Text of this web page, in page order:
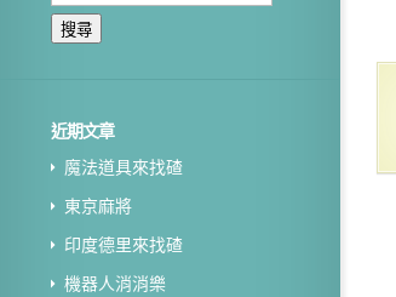
近期文章
魔法道具來找碴
東京麻將
印度德里來找碴
機器人消消樂